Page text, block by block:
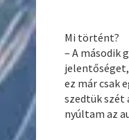
Mi történt?
– A második
ez már csak
szedtük szét
nyúltam az